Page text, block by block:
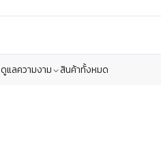
ดูแลความงาม สินค้าทั้งหมด